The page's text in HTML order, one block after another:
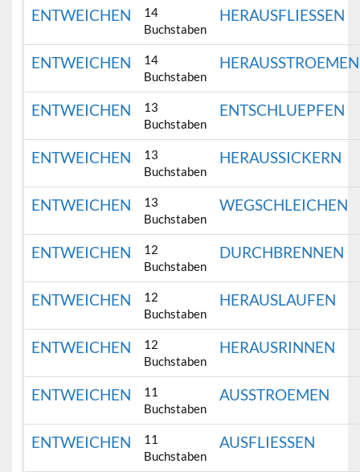
ENTWEICHEN
14
Buchstaben
HERAUSFLIESSEN
ENTWEICHEN
14
Buchstaben
HERAUSSTROEMEN
ENTWEICHEN
13
Buchstaben
ENTSCHLUEPFEN
ENTWEICHEN
13
Buchstaben
HERAUSSICKERN
ENTWEICHEN
13
Buchstaben
WEGSCHLEICHEN
ENTWEICHEN
12
Buchstaben
DURCHBRENNEN
ENTWEICHEN
12
Buchstaben
HERAUSLAUFEN
ENTWEICHEN
12
Buchstaben
HERAUSRINNEN
ENTWEICHEN
11
Buchstaben
AUSSTROEMEN
ENTWEICHEN
11
Buchstaben
AUSFLIESSEN